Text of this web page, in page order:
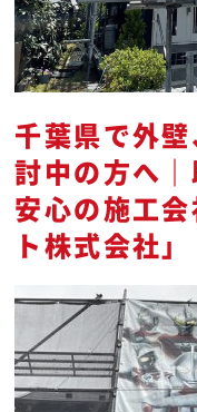
千葉県で外
討中の方へ
安心の施工
ト株式会社」